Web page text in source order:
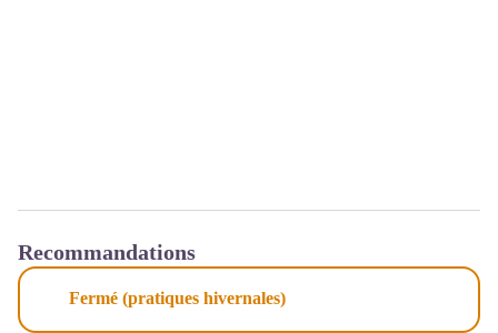
Recommandations
Fermé (pratiques hivernales)